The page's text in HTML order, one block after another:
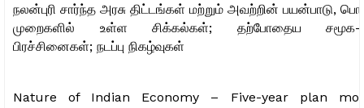
நலன்புரி சார்ந்த அரசு திட்டங்கள் மற்றும் அவற்றின் பயன்பாடு,
முறைகளில் உள்ள சிக்கல்கள்; தற்போதைய சமூக-
பிரச்சினைகள்; நடப்பு நிகழ்வுகள்
Nature of Indian Economy – Five-year plan